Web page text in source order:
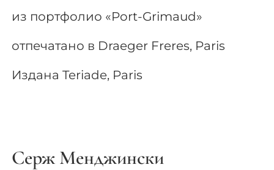
из портфолио «Port-Grimaud»
отпечатано в Draeger Freres, Paris
Издана Teriade, Paris
Серж Менджински